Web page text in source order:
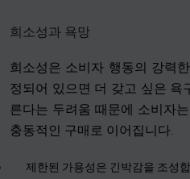
희소성과 욕망
희소성은 소비자 행동의 강력
정되어 있으면 더 갖고 싶은 욕
른다는 두려움 때문에 소비자
충동적인 구매로 이어집니다.
제한된 가용성은 긴박감을 조성